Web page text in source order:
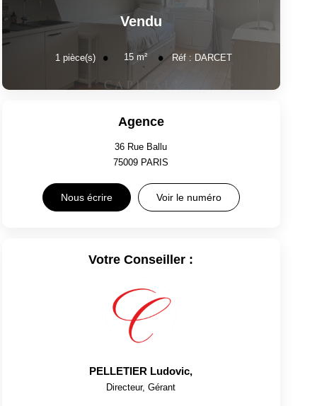
Vendu
1pièce(s) 15 m² Réf : DARCET
Agence
36 Rue Ballu
75009 PARIS
Nous écrire Voir le numéro
Votre Conseiller :
PELLETIER Ludovic,
Directeur, Gérant